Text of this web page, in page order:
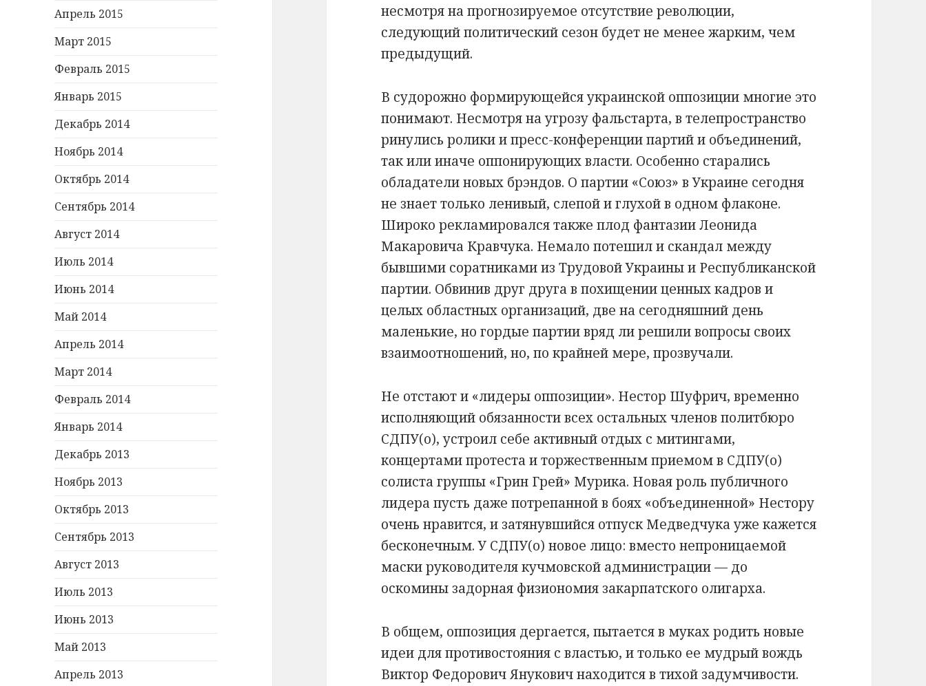
Апрель 2015
Март 2015
Февраль 2015
Январь 2015
Декабрь 2014
Ноябрь 2014
Октябрь 2014
Сентябрь 2014
Август 2014
Июль 2014
Июнь 2014
Май 2014
Апрель 2014
Март 2014
Февраль 2014
Январь 2014
Декабрь 2013
Ноябрь 2013
Октябрь 2013
Сентябрь 2013
Август 2013
Июль 2013
Июнь 2013
Май 2013
Апрель 2013
несмотря на прогнозируемое отсутствие революции,
следующий политический сезон будет не менее жарким, чем
предыдущий.
В судорожно формирующейся украинской оппозиции многие это
понимают. Несмотря на угрозу фальстарта, в телепространство
ринулись ролики и пресс-конференции партий и объединений,
так или иначе оппонирующих власти. Особенно старались
обладатели новых брэндов. О партии «Союз» в Украине сегодня
не знает только ленивый, слепой и глухой в одном флаконе.
Широко рекламировался также плод фантазии Леонида
Макаровича Кравчука. Немало потешил и скандал между
бывшими соратниками из Трудовой Украины и Республиканской
партии. Обвинив друг друга в похищении ценных кадров и
целых областных организаций, две на сегодняшний день
маленькие, но гордые партии вряд ли решили вопросы своих
взаимоотношений, но, по крайней мере, прозвучали.
Не отстают и «лидеры оппозиции». Нестор Шуфрич, временно
исполняющий обязанности всех остальных членов политбюро
СДПУ(о), устроил себе активный отдых с митингами,
концертами протеста и торжественным приемом в СДПУ(о)
солиста группы «Грин Грей» Мурика. Новая роль публичного
лидера пусть даже потрепанной в боях «объединенной» Нестору
очень нравится, и затянувшийся отпуск Медведчука уже кажется
бесконечным. У СДПУ(о) новое лицо: вместо непроницаемой
маски руководителя кучмовской администрации — до
оскомины задорная физиономия закарпатского олигарха.
В общем, оппозиция дергается, пытается в муках родить новые
идеи для противостояния с властью, и только ее мудрый вождь
Виктор Федорович Янукович находится в тихой задумчивости.